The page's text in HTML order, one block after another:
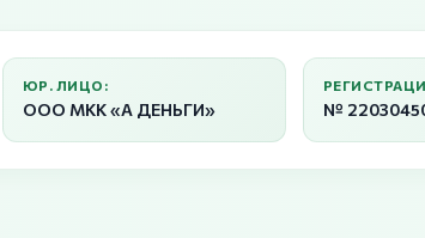
ЮР. ЛИЦО:
ООО МКК «А ДЕНЬГИ» №